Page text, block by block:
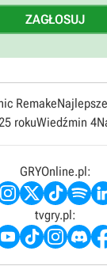
Remake
rokuWiedźmin 4
GRYOnline.pl:
tvgry.pl: